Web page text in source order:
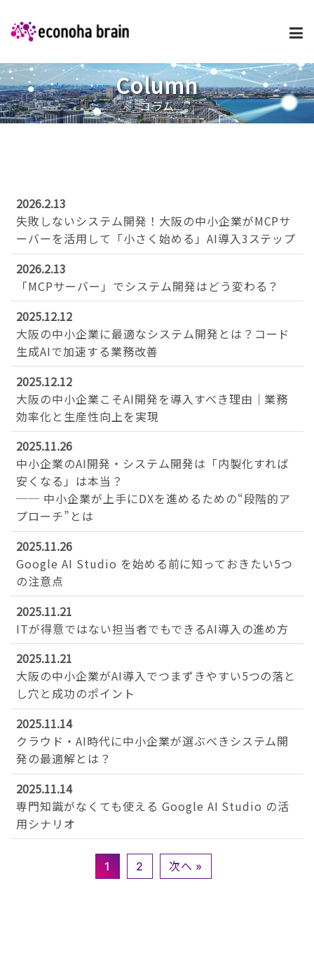
企業情報
採用情報
新着ニュース
お問い合わせ
Column
コラム
2026.2.13
失敗しないシステム開発！大阪の中小企業がMCPサ
ーバーを活用して「小さく始める」AI導入3ステップ
2026.2.13
「MCPサーバー」でシステム開発はどう変わる？
2025.12.12
大阪の中小企業に最適なシステム開発とは？コード
生成AIで加速する業務改善
2025.12.12
大阪の中小企業こそAI開発を導入すべき理由｜業務
効率化と生産性向上を実現
2025.11.26
中小企業のAI開発・システム開発は「内製化すれば
安くなる」は本当？
── 中小企業が上手にDXを進めるための“段階的ア
プローチ”とは
2025.11.26
Google AI Studio を始める前に知っておきたい5つ
の注意点
2025.11.21
ITが得意ではない担当者でもできるAI導入の進め方
2025.11.21
大阪の中小企業がAI導入でつまずきやすい5つの落と
し穴と成功のポイント
2025.11.14
クラウド・AI時代に中小企業が選ぶべきシステム開
発の最適解とは？
2025.11.14
専門知識がなくても使える Google AI Studio の活
用シナリオ
1 2 次へ »